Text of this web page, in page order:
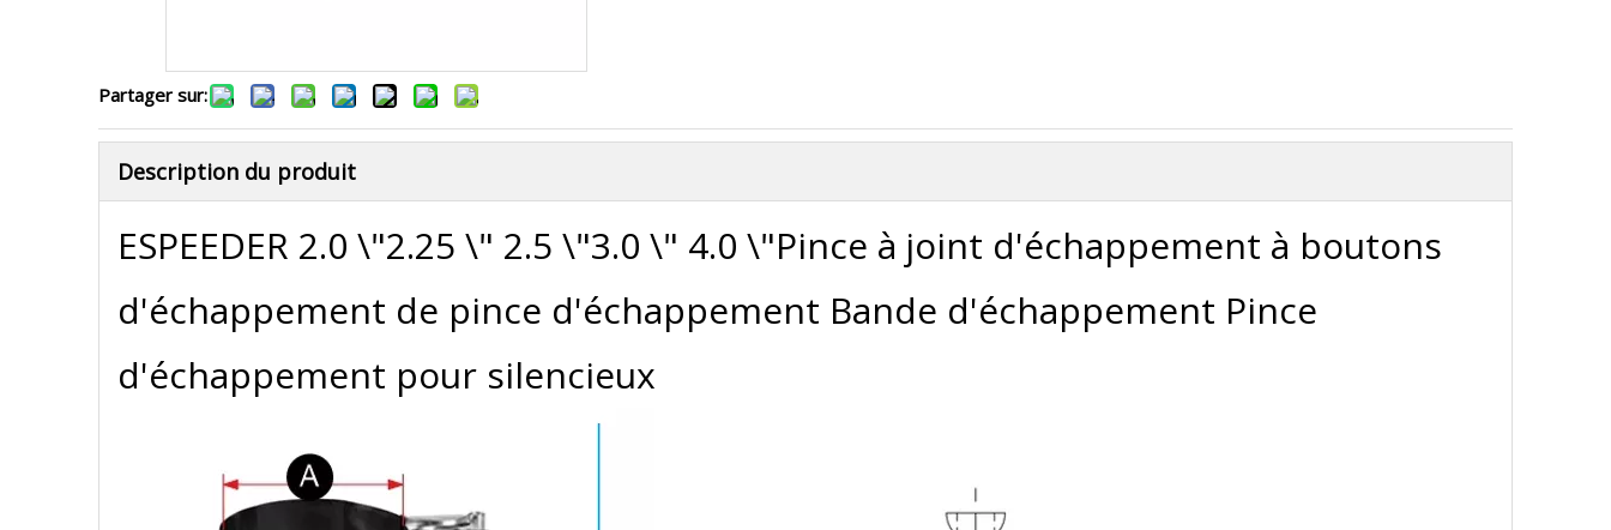
Partager sur:
Description du produit
ESPEEDER 2.0 \"2.25 \" 2.5 \"3.0 \" 4.0 \"Pince à joint d'échappement à boutons
d'échappement de pince d'échappement Bande d'échappement Pince
d'échappement pour silencieux